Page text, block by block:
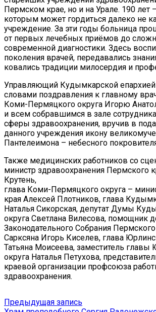
Пермском крае, но и на Урале. 190 лет
которым может гордиться далеко не
учреждение. За эти годы больница
от первых лечебных приёмов до
современной диагностики. Здесь
поколения врачей, передавались
ковались традиции милосердия и
Управляющий Кудымкарской епархией
словами поздравления к главному
Коми-Пермяцкого округа Игорю
и всем собравшимся в зале
сферы здравоохранения, вручив в
данного учреждения икону
Пантелеимона – небесного
Также медицинских работников со
министр здравоохранения Пермского
Крутень,
глава Коми-Пермяцкого округа –
края Алексей Плотников, глава
Наталья Сикорская, депутат Думы
округа Светлана Вилесова, помощник
Законодательного Собрания
Сарксяна Игорь Киселев, глава
Татьяна Моисеева, заместитель главы
округа Наталья Петухова,
краевой организации профсоюза
здравоохранения.
Навигация
Предыдущая запись